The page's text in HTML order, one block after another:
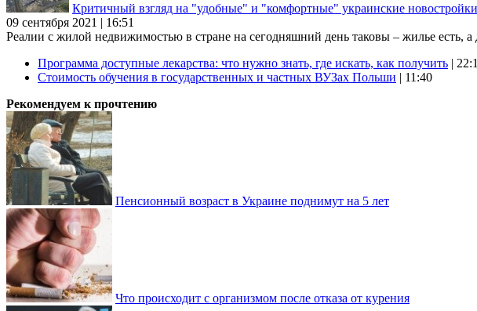
Критичный взгляд на "удобные" и "комфортные" украинские новостройки
09 сентября 2021 | 16:51
Реалии с жилой недвижимостью в стране на сегодняшний день таковы – жилье есть, а
Программа доступные лекарства: что нужно знать, где искать, как получить |
Стоимость обучения в государственных и частных ВУЗах Польши | 11:40
Рекомендуем к прочтению
Пенсионный возраст в Украине поднимут на 5 лет
Что происходит с организмом после отказа от курения